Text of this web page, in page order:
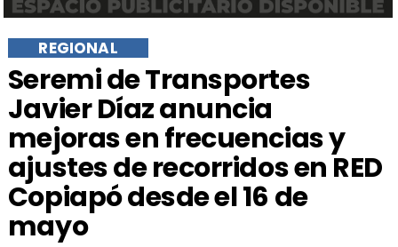
​Seremi de Transportes
Javier Díaz anuncia
mejoras en frecuencias y
ajustes de recorridos en RED
Copiapó desde el 16 de
mayo
REGIONAL